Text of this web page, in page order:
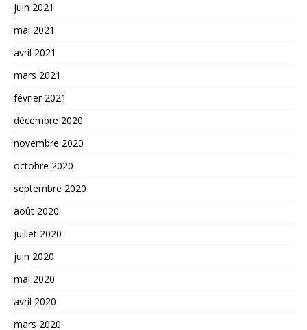
juin 2021
mai 2021
avril 2021
mars 2021
février 2021
décembre 2020
novembre 2020
octobre 2020
septembre 2020
août 2020
juillet 2020
juin 2020
mai 2020
avril 2020
mars 2020